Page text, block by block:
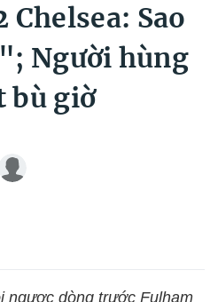
Chelsea: Sao
Người hùng
bù giờ
ngược dòng trước Fulham